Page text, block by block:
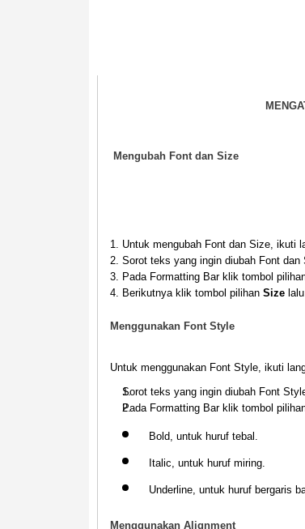
Mengubah Font dan Size
Untuk mengubah Font dan Size, ikuti
Sorot teks yang ingin diubah Font dan
Pada Formatting Bar klik tombol
Berikutnya klik tombol pilihan Size
Menggunakan Font Style
Untuk menggunakan Font Style, ikuti
Sorot teks yang ingin diubah Font
Pada Formatting Bar klik tombol
Bold, untuk huruf tebal.
Italic, untuk huruf miring.
Underline, untuk huruf bergaris
Menggunakan Alignment